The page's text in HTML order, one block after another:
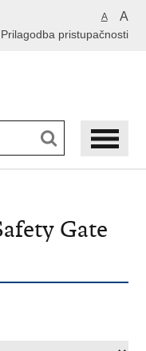
A A
Prilagodba pristupačnosti
Gate